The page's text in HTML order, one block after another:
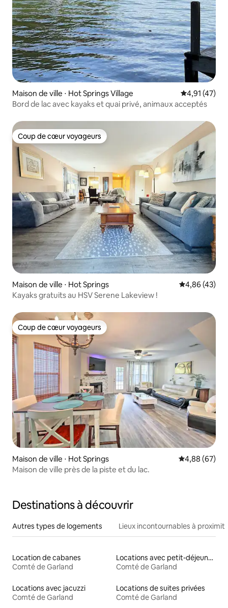
Maison de ville ⋅ Hot Springs Village Évaluation
4,91 (47)
Bord de lac avec kayaks et quai privé, animaux acceptés
Coup de cœur voyageurs
Coup de cœur voyageurs
Maison de ville ⋅ Hot Springs Évaluation
4,86 (43)
Kayaks gratuits au HSV Serene Lakeview !
Coup de cœur voyageurs
Coup de cœur voyageurs
Maison de ville ⋅ Hot Springs Évaluation
4,88 (67)
Maison de ville près de la piste et du lac.
Destinations à découvrir
Autres types de logements Lieux incontournables à
Location de cabanes
Comté de Garland
Locations avec petit-déjeuner
Comté de Garland
Locations avec jacuzzi
Comté de Garland
Locations de suites privées
Comté de Garland